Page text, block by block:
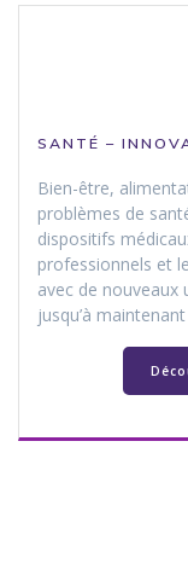
SANTÉ –
Bien-être,
problèmes de
dispositifs
professionnels et
avec de nouveaux
jusqu’à